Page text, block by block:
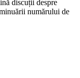
discuții despre
numărului de